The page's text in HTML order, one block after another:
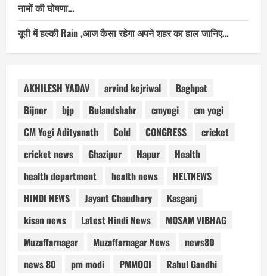
नामों की घोषणा…
यूपी में हल्की Rain ,आज कैसा रहेगा अपने शहर का हाल जानिए…
AKHILESH YADAV arvind kejriwal
Baghpat
Bijnor
bjp Bulandshahr cmyogi
cm yogi
CM Yogi Adityanath
Cold CONGRESS
cricket
cricket news
Ghazipur Hapur
Health
health department
health news
HELTNEWS
HINDI NEWS
Jayant Chaudhary
Kasganj
kisan news
Latest Hindi News
MOSAM VIBHAG
Muzaffarnagar
Muzaffarnagar News
news80
news 80
pm modi PMMODI
Rahul Gandhi